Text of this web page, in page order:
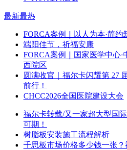
最新最热
FORCA案例｜以人为本·简约
端阳佳节，祈福安康
FORCA案例｜国家医学中心
西院区
圆满收官｜福尔卡闪耀第 27
前行！
CHCC2026全国医院建设大会
福尔卡转载/又一家超大型国
可期！
树脂板安装施工流程解析
千思板市场价格多少钱一张？